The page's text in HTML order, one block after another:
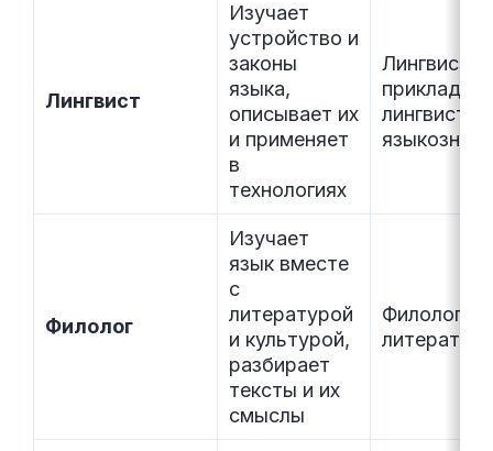
Лингвист
Изучает
устройство и
законы
языка,
описывает их
и применяет
в
технологиях
прикладная
Филолог
Изучает
язык вместе
с
литературой
и культурой,
разбирает
тексты и их
смыслы
Филология,